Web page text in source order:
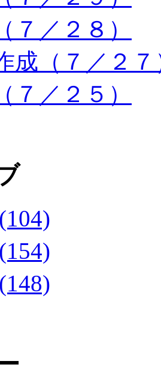
７／２８）
成（７／２７
７／２５）